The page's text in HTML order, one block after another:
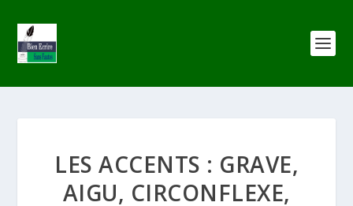
LES ACCENTS : GRAVE,
AIGU, CIRCONFLEXE,